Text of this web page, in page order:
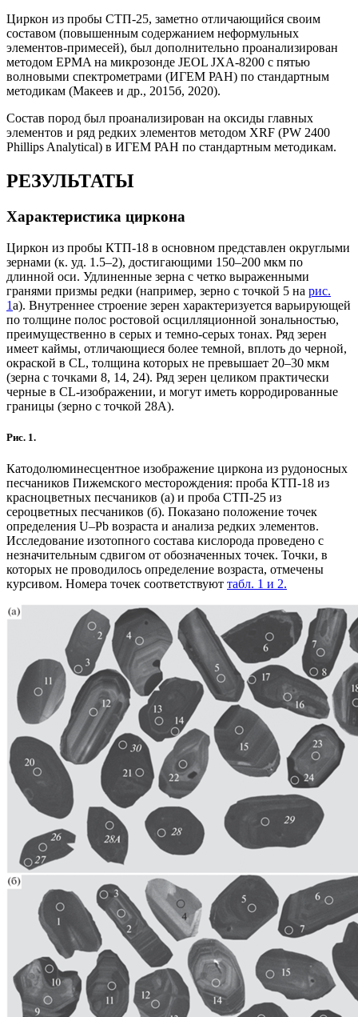
Циркон из пробы СТП-25, заметно отличающийся своим
составом (повышенным содержанием неформульных
элементов-примесей), был дополнительно проанализирован
методом EPMA на микрозонде JEOL JXA-8200 с пятью
волновыми спектрометрами (ИГЕМ РАН) по стандартным
методикам (Макеев и др., 2015б, 2020).
Состав пород был проанализирован на оксиды главных
элементов и ряд редких элементов методом XRF (PW 2400
Phillips Analytical) в ИГЕМ РАН по стандартным методикам.
РЕЗУЛЬТАТЫ
Характеристика циркона
Циркон из пробы КТП-18 в основном представлен округлыми
зернами (к. уд. 1.5–2), достигающими 150–200 мкм по
длинной оси. Удлиненные зерна с четко выраженными
гранями призмы редки (например, зерно с точкой 5 на рис.
1а). Внутреннее строение зерен характеризуется варьирующей
по толщине полос ростовой осцилляционной зональностью,
преимущественно в серых и темно-серых тонах. Ряд зерен
имеет каймы, отличающиеся более темной, вплоть до черной,
окраской в CL, толщина которых не превышает 20–30 мкм
(зерна с точками 8, 14, 24). Ряд зерен целиком практически
черные в CL-изображении, и могут иметь корродированные
границы (зерно с точкой 28А).
Рис. 1.
Катодолюминесцентное изображение циркона из рудоносных
песчаников Пижемского месторождения: проба КТП-18 из
красноцветных песчаников (а) и проба СТП-25 из
сероцветных песчаников (б). Показано положение точек
определения U–Pb возраста и анализа редких элементов.
Исследование изотопного состава кислорода проведено с
незначительным сдвигом от обозначенных точек. Точки, в
которых не проводилось определение возраста, отмечены
курсивом. Номера точек соответствуют табл. 1 и 2.